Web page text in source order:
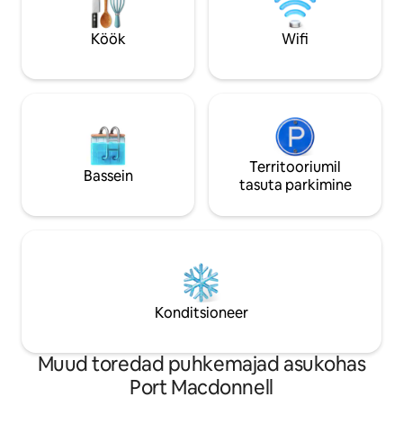
tagaväravast.
märgi need palun
vanusest. Saadaval on teleri
voogedastus
Köök Wifi
Bassein
Territooriumil
tasuta parkimine
Konditsioneer
Muud toredad puhkemajad asukohas
Port Macdonnell